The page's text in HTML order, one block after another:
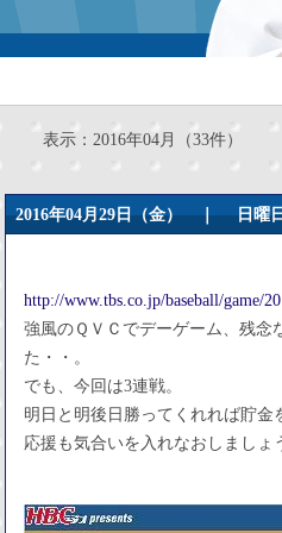
表示：2016年04月（33件）
2016年04月29日（金） ｜日曜
http://www.tbs.co.jp/baseball/game/
強風のＱＶＣでデーゲーム、残念
た・・。
でも、今回は3連戦。
明日と明後日勝ってくれれば貯金
応援も気合いを入れなおしましょ